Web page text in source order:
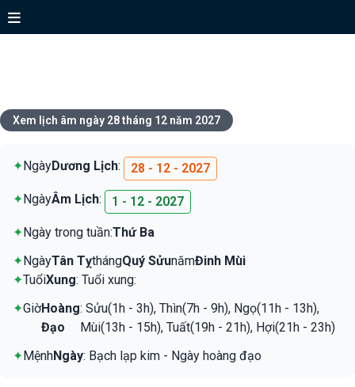
Xem lịch âm ngày 28 tháng 12 năm 2027
✦NgàyDương Lịch: 28 - 12 - 2027
✦NgàyÂm Lịch: 1 - 12 - 2027
✦Ngày trong tuần:Thứ Ba
✦NgàyTân TỵthángQuý SửunămĐinh Mùi
✦TuổiXung: Tuổi xung:
✦GiờHoàng
Đạo
: Sửu(1h - 3h), Thìn(7h - 9h), Ngọ(11h - 13h),
Mùi(13h - 15h), Tuất(19h - 21h), Hợi(21h - 23h)
✦MệnhNgày: Bạch lạp kim - Ngày hoàng đạo